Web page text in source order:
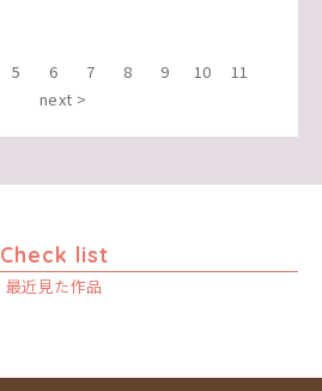
5 6 7 8 9 10
11
next >
Check list
最近見た作品